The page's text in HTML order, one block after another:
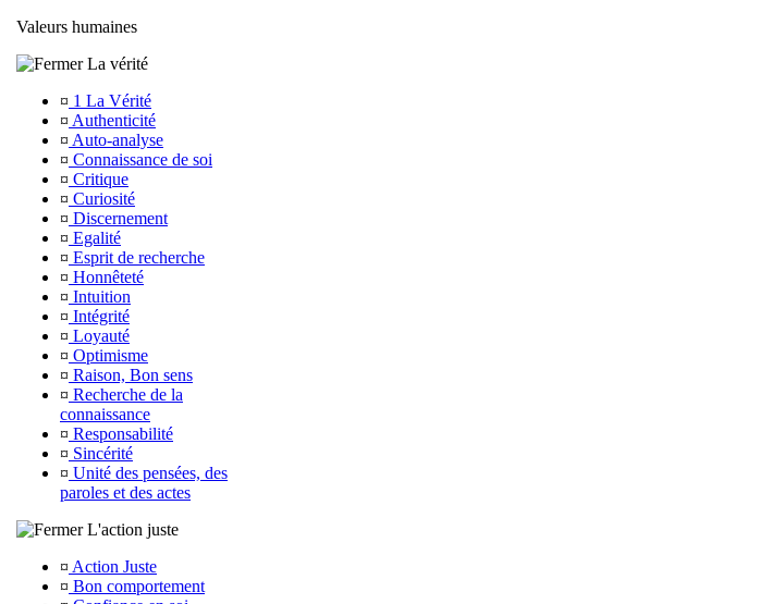
Valeurs humaines
La vérité
¤ 1 La Vérité
¤ Authenticité
¤ Auto-analyse
¤ Connaissance de soi
¤ Critique
¤ Curiosité
¤ Discernement
¤ Egalité
¤ Esprit de recherche
¤ Honnêteté
¤ Intuition
¤ Intégrité
¤ Loyauté
¤ Optimisme
¤ Raison, Bon sens
¤ Recherche de la
connaissance
¤ Responsabilité
¤ Sincérité
¤ Unité des pensées, des
paroles et des actes
L'action juste
¤ Action Juste
¤ Bon comportement